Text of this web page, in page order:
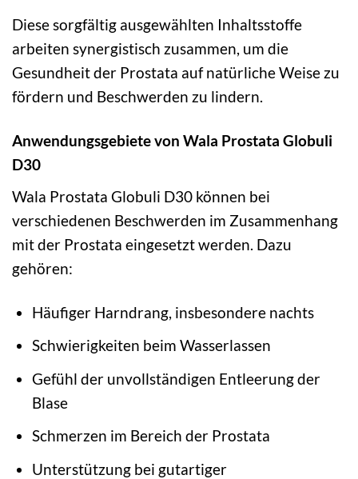
Diese sorgfältig ausgewählten Inhaltsstoffe
arbeiten synergistisch zusammen, um die
Gesundheit der Prostata auf natürliche Weise zu
fördern und Beschwerden zu lindern.
Anwendungsgebiete von Wala Prostata Globuli
D30
Wala Prostata Globuli D30 können bei
verschiedenen Beschwerden im Zusammenhang
mit der Prostata eingesetzt werden. Dazu
gehören:
Häufiger Harndrang, insbesondere nachts
Schwierigkeiten beim Wasserlassen
Gefühl der unvollständigen Entleerung der
Blase
Schmerzen im Bereich der Prostata
Unterstützung bei gutartiger